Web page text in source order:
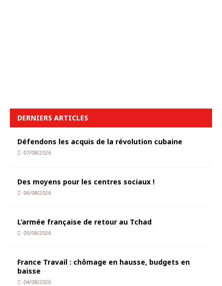
DERNIERS ARTICLES
Défendons les acquis de la révolution cubaine
07/08/2026
Des moyens pour les centres sociaux !
06/08/2026
L’armée française de retour au Tchad
05/08/2026
France Travail : chômage en hausse, budgets en
baisse
04/08/2026